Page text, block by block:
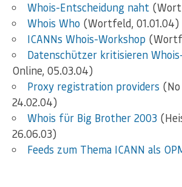
Whois-Entscheidung naht
Whois Who(Wortfeld, 01.01.04)
ICANNs Whois-Workshop
Datenschützer kritisieren
Online, 05.03.04)
Proxy registration providers
24.02.04)
Whois für Big Brother 2003
26.06.03)
Feeds zum Thema ICANN als